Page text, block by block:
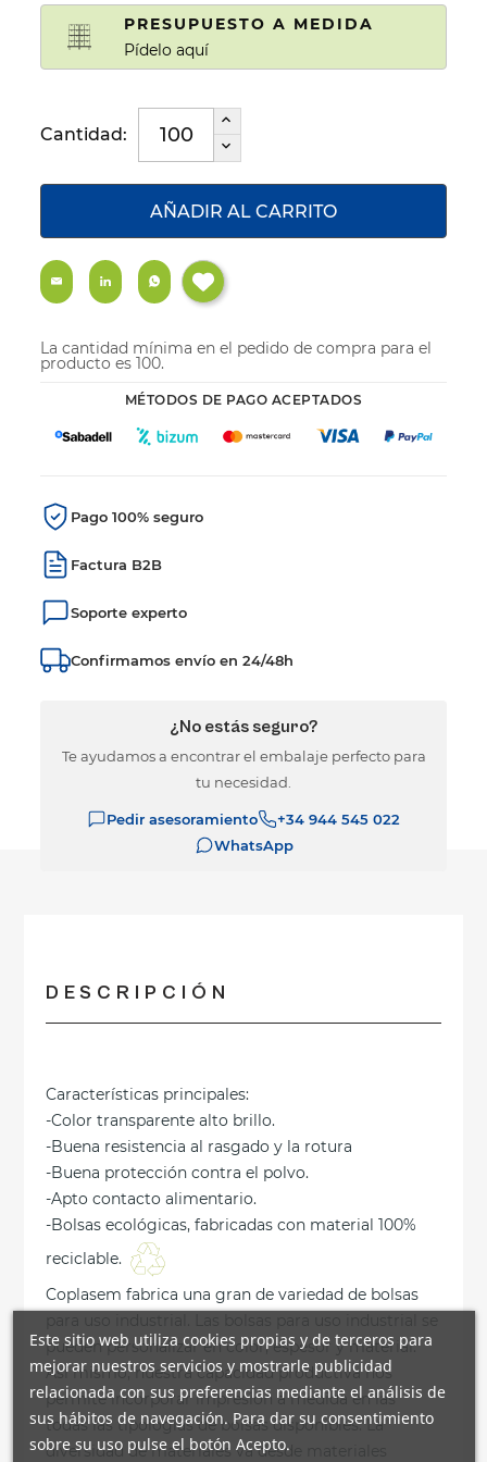
PRESUPUESTO A MEDIDA
Pídelo aquí
Cantidad:
AÑADIR AL CARRITO
La cantidad mínima en el pedido de compra para el
producto es 100.
MÉTODOS DE PAGO ACEPTADOS
Pago 100% seguro
Factura B2B
Soporte experto
Confirmamos envío en 24/48h
¿No estás seguro?
Te ayudamos a encontrar el embalaje perfecto para
tu necesidad.
Pedir asesoramiento
+34 944 545 022
WhatsApp
DESCRIPCIÓN
Características principales:
-Color transparente alto brillo.
-Buena resistencia al rasgado y la rotura
-Buena protección contra el polvo.
-Apto contacto alimentario.
-Bolsas ecológicas, fabricadas con material 100%
reciclable.
Coplasem fabrica una gran de variedad de bolsas
pueden personalizar en color, espesor y material.
Así mismo, nuestra capacidad productiva nos
permite incorporar impresión a medida en las
todas las tipologías de bolsas disponibles. La
diversidad de materiales va desde materiales
Este sitio web utiliza cookies propias y de terceros para
mejorar nuestros servicios y mostrarle publicidad
relacionada con sus preferencias mediante el análisis de
sus hábitos de navegación. Para dar su consentimiento
sobre su uso pulse el botón Acepto.